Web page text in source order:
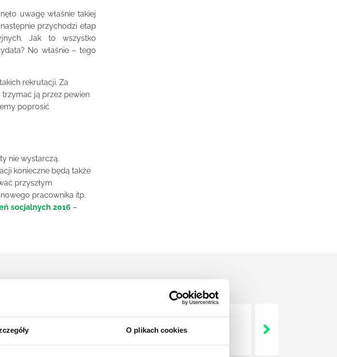
O plikach cookies
uwagę właśnie takiej
przychodzi etap
Jak to wszystko
No właśnie – tego
rekrutacji. Za
ją przez pewien
poprosić
nie wystarczą.
konieczne będą także
przyszłym
pracownika itp.
socjalnych 2016 –
nowe przepisy wejdą w życie? Od kiedy ich
tutaj na pewno liczyć?